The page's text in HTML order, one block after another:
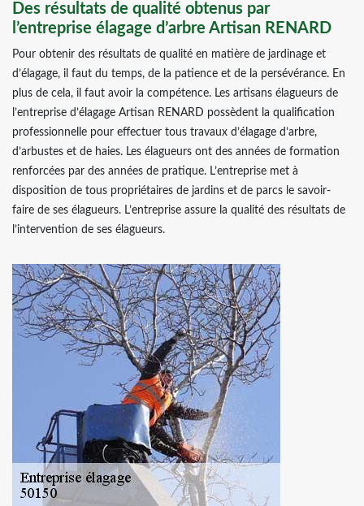
Des résultats de qualité obtenus par
l’entreprise élagage d’arbre Artisan RENARD
Pour obtenir des résultats de qualité en matière de jardinage et
d’élagage, il faut du temps, de la patience et de la persévérance. En
plus de cela, il faut avoir la compétence. Les artisans élagueurs de
l’entreprise d’élagage Artisan RENARD possèdent la qualification
professionnelle pour effectuer tous travaux d’élagage d’arbre,
d’arbustes et de haies. Les élagueurs ont des années de formation
renforcées par des années de pratique. L’entreprise met à
disposition de tous propriétaires de jardins et de parcs le savoir-
faire de ses élagueurs. L’entreprise assure la qualité des résultats de
l’intervention de ses élagueurs.